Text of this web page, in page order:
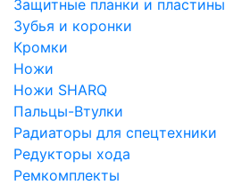
Защитные планки и пластины
Зубья и коронки
Кромки
Ножи
Ножи SHARQ
Пальцы-Втулки
Радиаторы для спецтехники
Редукторы хода
Ремкомплекты